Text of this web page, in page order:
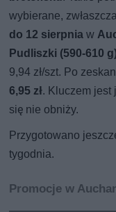
wybierane,
do 12 sierpnia w
Pudliszki (590-610
9,94 zł/szt. Po
6,95 zł. Kluczem jest
się nie obniży.
Przygotowano
tygodnia.
Promocje w